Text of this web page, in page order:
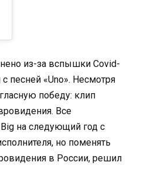
из-за вспышки Covid-
песней «Uno». Несмотря
победу: клип
Все
на следующий год с
но поменять
в России, решил